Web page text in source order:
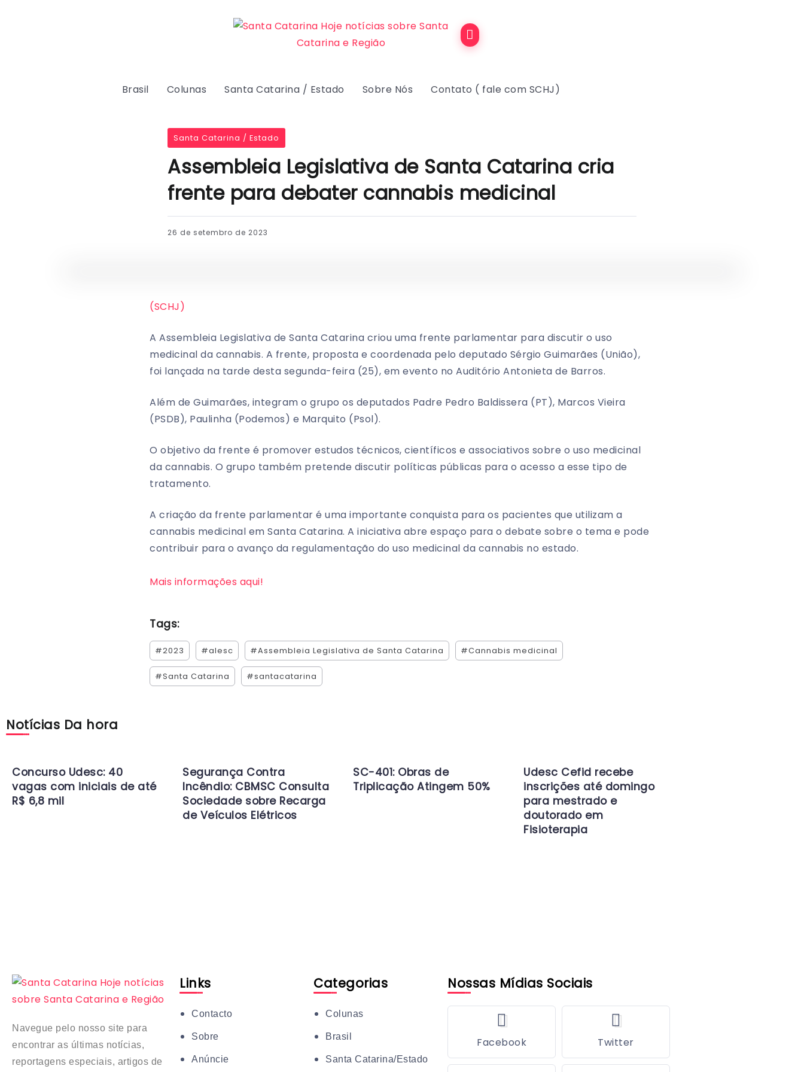
Brasil Colunas Santa Catarina / Estado Sobre Nós Contato ( fale com SCHJ)
Santa Catarina / Estado
Assembleia Legislativa de Santa Catarina cria
frente para debater cannabis medicinal
26 de setembro de 2023
(SCHJ)
A Assembleia Legislativa de Santa Catarina criou uma frente parlamentar para discutir o uso
medicinal da cannabis. A frente, proposta e coordenada pelo deputado Sérgio Guimarães (União),
foi lançada na tarde desta segunda-feira (25), em evento no Auditório Antonieta de Barros.
Além de Guimarães, integram o grupo os deputados Padre Pedro Baldissera (PT), Marcos Vieira
(PSDB), Paulinha (Podemos) e Marquito (Psol).
O objetivo da frente é promover estudos técnicos, científicos e associativos sobre o uso medicinal
da cannabis. O grupo também pretende discutir políticas públicas para o acesso a esse tipo de
tratamento.
A criação da frente parlamentar é uma importante conquista para os pacientes que utilizam a
cannabis medicinal em Santa Catarina. A iniciativa abre espaço para o debate sobre o tema e pode
contribuir para o avanço da regulamentação do uso medicinal da cannabis no estado.
Mais informações aqui!
Tags:
#2023 #alesc #Assembleia Legislativa de Santa Catarina #Cannabis medicinal
#Santa Catarina #santacatarina
Notícias Da hora
Concurso Udesc: 40
vagas com iniciais de até
R$ 6,8 mil
Segurança Contra
Incêndio: CBMSC Consulta
Sociedade sobre Recarga
de Veículos Elétricos
SC-401: Obras de
Triplicação Atingem 50%
Udesc Cefid recebe
inscrições até domingo
para mestrado e
doutorado em
Fisioterapia
Navegue pelo nosso site para
encontrar as últimas notícias,
reportagens especiais, artigos de
Links
Contacto
Sobre
Anúncie
Categorias
Colunas
Brasil
Santa Catarina/Estado
Nossas Mídias Sociais
Facebook Twitter